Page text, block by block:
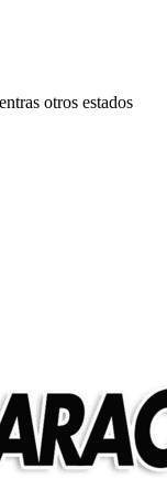
otros estados